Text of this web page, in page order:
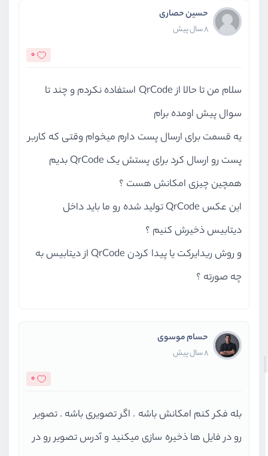
حسین حصاری
8 سال پیش
0
سلام من تا حالا از QrCode استفاده نکردم و چند تا
سوال پیش اومده برام
یه قسمت برای ارسال پست دارم میخوام وقتی که کاربر
پست رو ارسال کرد برای پستش یک QrCode بدیم
همچین چیزی امکانش هست ؟
این عکس QrCode تولید شده رو ما باید داخل
دیتابیس ذخیرش کنیم ؟
و روش ریدایرکت یا پیدا کردن QrCode از دیتابیس به
چه صورته ؟
حسام موسوی
8 سال پیش
0
بله فکر کنم امکانش باشه . اگر تصویری باشه . تصویر
رو در فایل ها ذخیره سازی میکنید و آدرس تصویر رو در